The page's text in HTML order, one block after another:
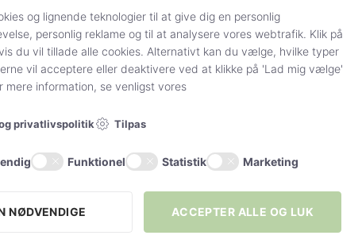
shine. Usynlig tå. Der er 2 par strømper i pakken.
og lignende teknologier til at give dig en personlig
personlig reklame og til at analysere vores webtrafik. Klik på
du vil tillade alle cookies. Alternativt kan du vælge, hvilke typer
vil acceptere eller deaktivere ved at klikke på 'Lad mig vælge'
mere information, se venligst vores
privatlivspolitik Tilpas
Funktionel Statistik Marketing
NØDVENDIGE ACCEPTER ALLE OG LUK